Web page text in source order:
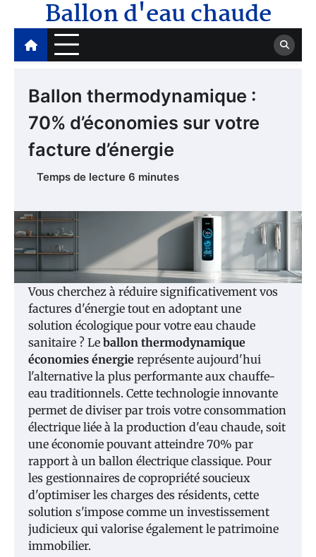
content
Ballon d'eau chaude
Ballon thermodynamique :
70% d’économies sur votre
facture d’énergie
Vous cherchez à réduire significativement vos
factures d'énergie tout en adoptant une
solution écologique pour votre eau chaude
sanitaire ? Le ballon thermodynamique
économies énergie représente aujourd'hui
l'alternative la plus performante aux chauffe-
eau traditionnels. Cette technologie innovante
permet de diviser par trois votre consommation
électrique liée à la production d'eau chaude, soit
une économie pouvant atteindre 70% par
rapport à un ballon électrique classique. Pour
les gestionnaires de copropriété soucieux
d'optimiser les charges des résidents, cette
solution s'impose comme un investissement
judicieux qui valorise également le patrimoine
immobilier.